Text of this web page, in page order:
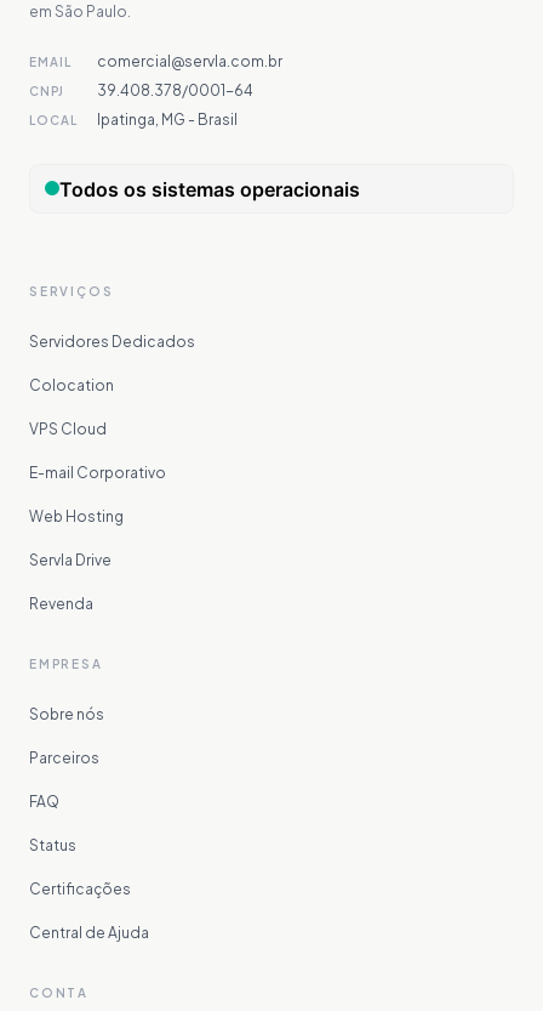
em São Paulo.
EMAIL comercial@servla.com.br
CNPJ 39.408.378/0001-64
LOCAL Ipatinga, MG - Brasil
SERVIÇOS
Servidores Dedicados
Colocation
VPS Cloud
E-mail Corporativo
Web Hosting
Servla Drive
Revenda
EMPRESA
Sobre nós
Parceiros
FAQ
Status
Certificações
Central de Ajuda
CONTA